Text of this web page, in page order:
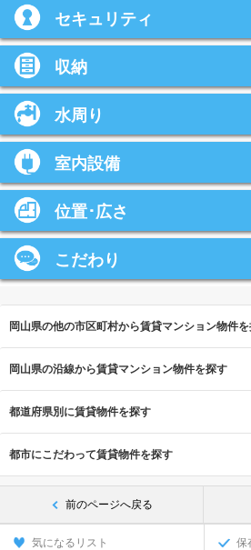
セキュリティ
収納
水周り
室内設備
位置･広さ
こだわり
岡山県の他の市区町村から賃貸マンション物件
岡山県の沿線から賃貸マンション物件を探す
都道府県別に賃貸物件を探す
都市にこだわって賃貸物件を探す
前のページへ戻る
気になるリスト 保